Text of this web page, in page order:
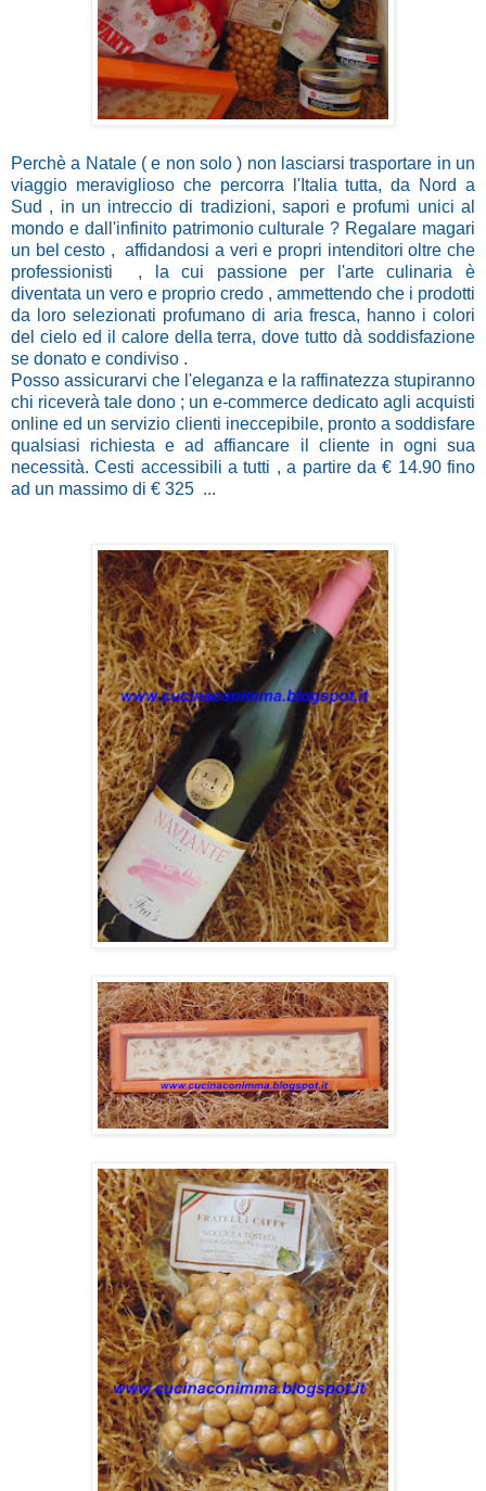
Perchè a Natale ( e non solo ) non lasciarsi trasportare in un
viaggio meraviglioso che percorra l'Italia tutta, da Nord a
Sud , in un intreccio di tradizioni, sapori e profumi unici al
mondo e dall'infinito patrimonio culturale ? Regalare magari
un bel cesto , affidandosi a veri e propri intenditori oltre che
professionisti , la cui passione per l'arte culinaria è
diventata un vero e proprio credo , ammettendo che i prodotti
da loro selezionati profumano di aria fresca, hanno i colori
del cielo ed il calore della terra, dove tutto dà soddisfazione
se donato e condiviso .
Posso assicurarvi che l'eleganza e la raffinatezza stupiranno
chi riceverà tale dono ; un e-commerce dedicato agli acquisti
online ed un servizio clienti ineccepibile, pronto a soddisfare
qualsiasi richiesta e ad affiancare il cliente in ogni sua
necessità. Cesti accessibili a tutti , a partire da € 14.90 fino
ad un massimo di € 325 ...